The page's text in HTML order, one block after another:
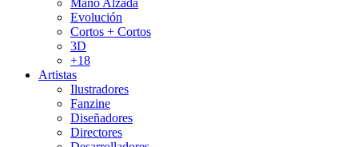
Mano Alzada
Evolución
Cortos + Cortos
3D
+18
Artistas
Ilustradores
Fanzine
Diseñadores
Directores